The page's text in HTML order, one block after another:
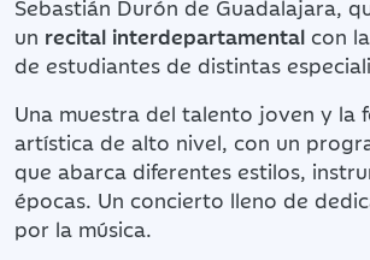
Sebastián Durón de Guadalajara,
un recital interdepartamental con
de estudiantes de distintas
Una muestra del talento joven y la
artística de alto nivel, con un
que abarca diferentes estilos,
épocas. Un concierto lleno de
por la música.